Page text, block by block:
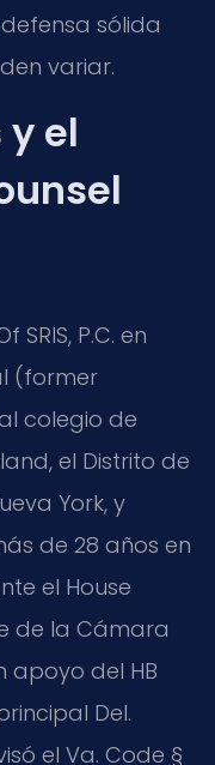
sólida
variar.
y el
SRIS, P.C. en
(former
colegio de
el Distrito de
York, y
de 28 años en
el House
de la Cámara
apoyo del HB
Del.
el Va. Code §